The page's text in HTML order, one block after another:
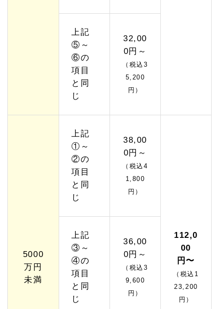
上記
⑤～
⑥の
項目
と同
じ
32,00
0円～
（税込3
5,200
円）
5000
万円
未満
上記
①～
②の
項目
と同
じ
38,00
0円～
（税込4
1,800
円）
112,0
00
円〜
（税込1
23,200
円）
上記
③～
④の
項目
と同
じ
36,00
0円～
（税込3
9,600
円）